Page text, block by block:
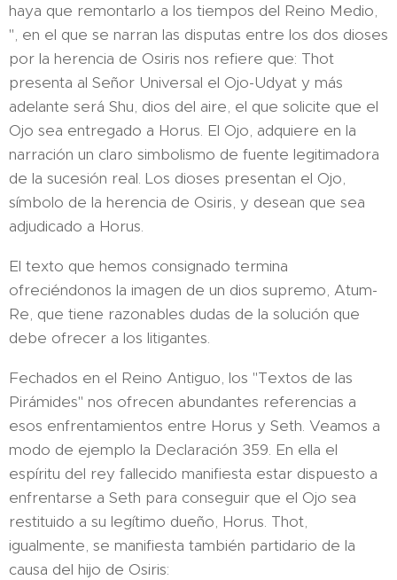
haya que remontarlo a los tiempos del Reino Medio,
", en el que se narran las disputas entre los dos dioses
por la herencia de Osiris nos refiere que: Thot
presenta al Señor Universal el Ojo-Udyat y más
adelante será Shu, dios del aire, el que solicite que el
Ojo sea entregado a Horus. El Ojo, adquiere en la
narración un claro simbolismo de fuente legitimadora
de la sucesión real. Los dioses presentan el Ojo,
símbolo de la herencia de Osiris, y desean que sea
adjudicado a Horus.
El texto que hemos consignado termina
ofreciéndonos la imagen de un dios supremo, Atum-
Re, que tiene razonables dudas de la solución que
debe ofrecer a los litigantes.
Fechados en el Reino Antiguo, los "Textos de las
Pirámides" nos ofrecen abundantes referencias a
esos enfrentamientos entre Horus y Seth. Veamos a
modo de ejemplo la Declaración 359. En ella el
espíritu del rey fallecido manifiesta estar dispuesto a
enfrentarse a Seth para conseguir que el Ojo sea
restituido a su legítimo dueño, Horus. Thot,
igualmente, se manifiesta también partidario de la
causa del hijo de Osiris: